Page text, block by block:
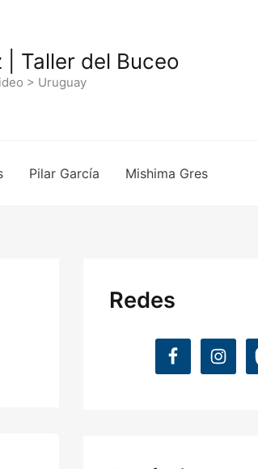
Taller del Buceo
> Uruguay
Pilar García Mishima Gres
Redes